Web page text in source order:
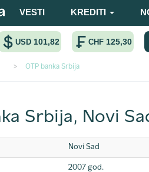
VESTI KREDITI
USD 101,82 CHF 125,30
> OTP banka Srbija
Srbija, Novi
Novi Sad
2007 god.